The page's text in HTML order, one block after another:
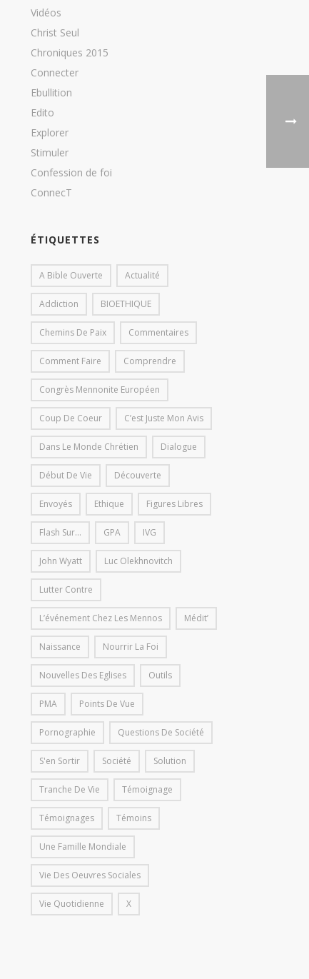
Vidéos
Christ Seul
Chroniques 2015
Connecter
Ebullition
Edito
Explorer
Stimuler
Confession de foi
ConnecT
ÉTIQUETTES
A Bible Ouverte Actualité
Addiction BIOETHIQUE
Chemins De Paix Commentaires
Comment Faire Comprendre
Congrès Mennonite Européen
Coup De Coeur C’est Juste Mon Avis
Dans Le Monde Chrétien Dialogue
Début De Vie Découverte
Envoyés Ethique Figures Libres
Flash Sur... GPA IVG
John Wyatt Luc Olekhnovitch
Lutter Contre
L’événement Chez Les Mennos Médit’
Naissance Nourrir La Foi
Nouvelles Des Eglises Outils
PMA Points De Vue
Pornographie Questions De Société
S'en Sortir Société Solution
Tranche De Vie Témoignage
Témoignages Témoins
Une Famille Mondiale
Vie Des Oeuvres Sociales
Vie Quotidienne X